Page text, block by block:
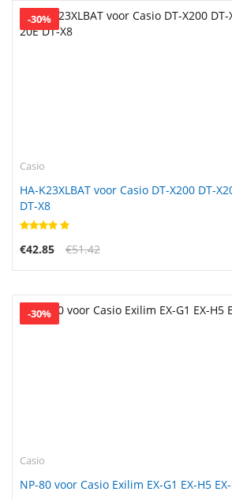
-30%
Casio
HA-K23XLBAT voor Casio DT-X200 DT-
DT-X8
€42.85 €51.42
-30%
Casio
NP-80 voor Casio Exilim EX-G1 EX-H5